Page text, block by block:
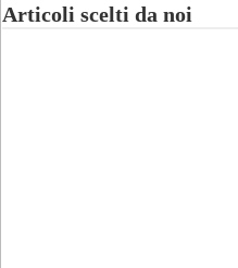
Articoli scelti da noi